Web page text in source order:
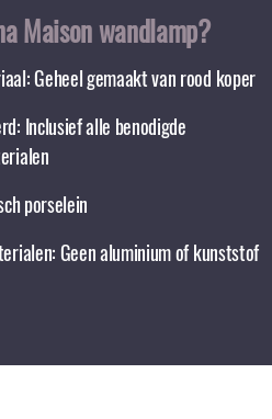
wandmodel
Maison wandlamp?
Geheel gemaakt van rood koper
Inclusief alle benodigde
porselein
Geen aluminium of kunststof